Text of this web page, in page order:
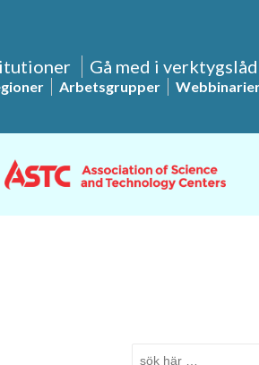
Gå med i
Arbetsgrupper
Sök